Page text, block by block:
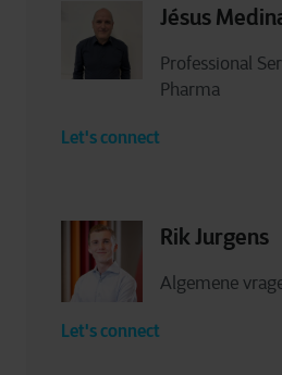
Jésus
Professional
Pharma
Let's connect
Rik Jurgens
Algemene
Let's connect